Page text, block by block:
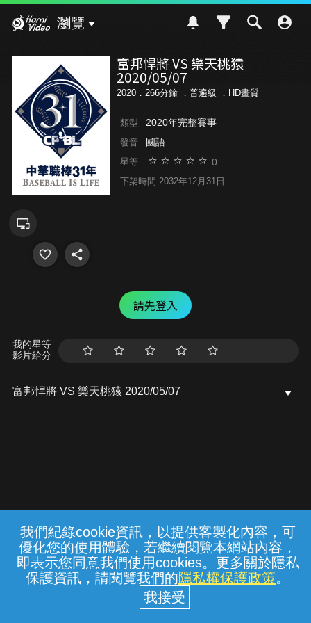
我們紀錄cookie資訊，以提供客製化內容，可
優化您的使用體驗，若繼續閱覽本網站內容，
即表示您同意我們使用cookies。更多關於隱私
保護資訊，請閱覽我們的隱私權保護政策。
瀏覽
富邦悍將 VS 樂天桃猿
2020/05/07
2020．266分鐘 ． 普遍級 ．HD畫質
類型 2020年完整賽事
發音 國語
星等 0
下架時間 2032年12月31日
請先登入
我的星等
影片給分
富邦悍將 VS 樂天桃猿 2020/05/07
常見問題 線上客服 服務條款 隱私權保護
中華電信股份有限公司個人家庭分公司
(統一編號：96979949) © 2026
{{notifyMsg}}